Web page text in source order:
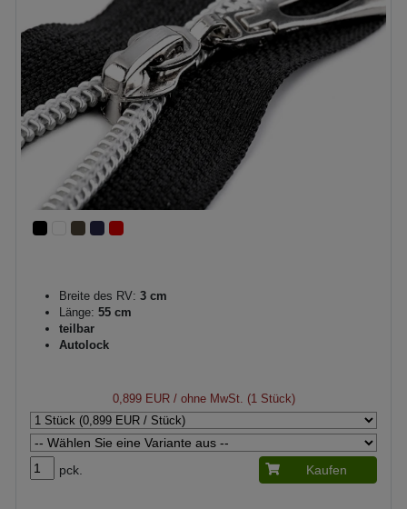
Breite des RV: 3 cm
Länge: 55 cm
teilbar
Autolock
0,899 EUR/ ohne MwSt. (1 Stück)
pck. Kaufen